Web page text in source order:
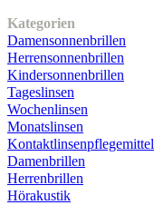
Kategorien
Damensonnenbrillen
Herrensonnenbrillen
Kindersonnenbrillen
Tageslinsen
Wochenlinsen
Monatslinsen
Kontaktlinsenpflegemittel
Damenbrillen
Herrenbrillen
Hörakustik